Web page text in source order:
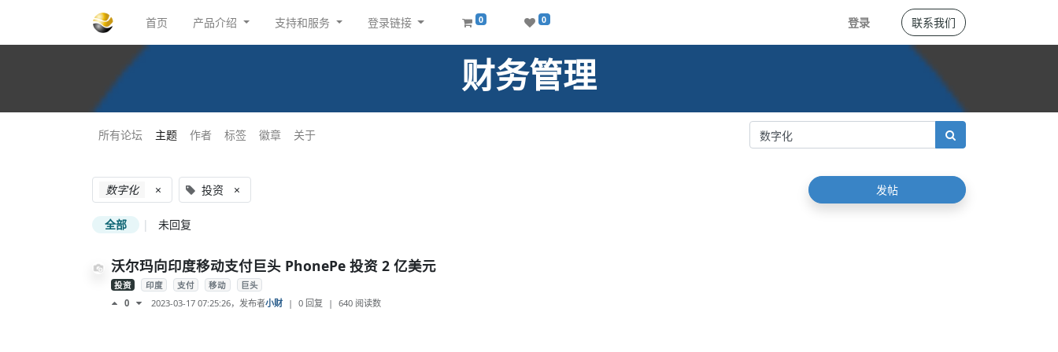
首页 产品介绍 支持和服务 登录链接 0 0 登录 联系我们
财务管理
所有论坛 主题 作者 标签 徽章 关于
数字化 × 投资 × 发帖
全部 | 未回复
沃尔玛向印度移动支付巨头 PhonePe 投资 2 亿美元
投资 印度 支付 移动 巨头
0 2023-03-17 07:25:26，发布者小财 | 0 回复 | 640 阅读数